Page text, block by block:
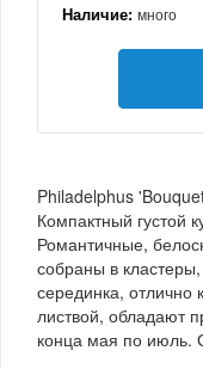
Наличие: много
Philadelphus
Компактный густой
Романтичные,
собраны в
серединка, отлично
листвой, обладают
конца мая по июль.